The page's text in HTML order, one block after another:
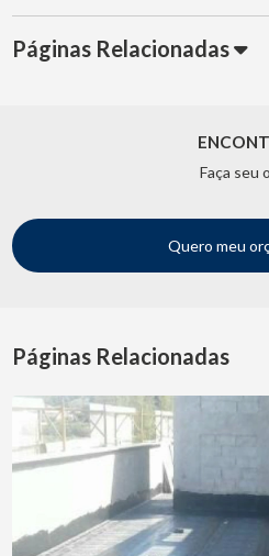
Páginas Relacionadas
Faça seu
Quero meu
Páginas Relacionadas